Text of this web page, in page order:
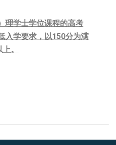
理学士学位课程的高考
入学要求，以150分为满
。